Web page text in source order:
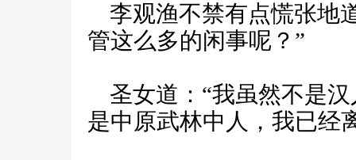
李观渔不禁有点慌张地
管这么多的闲事呢？”
圣女道：“我虽然不是
是中原武林中人，我已经